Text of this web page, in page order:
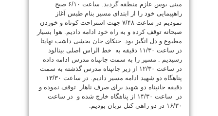
مینی بوس عازم منطقه گردید. ساعت ۶/۱۰ صبح
راهپیمایی خود را از ابتدای مسیر بنام طبس آغاز
نمودیم در ساعت ۷/۴۸ جهت استراحت کوتاه و خوردن
صبحانه توقف کرده و به راه خود ادامه دادیم. هوا بسیار
مطبوع و دل انگیز بود. خنکای جان بخشی داشت نهایتا
در ساعت ۱۱/۳۰ دقیقه به خط الراس اصلی بینالود
رسیدیم . مسیر را به سمت جانپناه مدرس ادامه داده
در ساعت ۱۲/۳۰ از زیر جانپناه مدرس گذشته به سمت
پناهگاه دو شهید ادامه مسیر دادیم. در ساعت ۱۳/۳۰
دقیقه جانپناه دو شهید برای صرف ناهار توقف نموده و
در ساعت ۱۴/۳۰ از پناهگاه خارج شده و در ساعت
۱۶/۳۰ در دو راهی کتل نربان بودیم.